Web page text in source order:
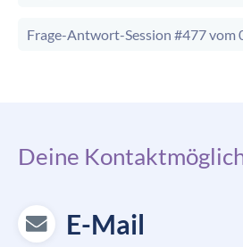
Frage-Antwort-Session #477 vom
Deine
E-Mail